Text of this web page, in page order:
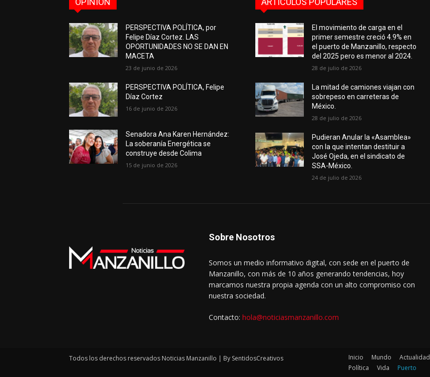
PERSPECTIVA POLÍTICA, por
Felipe Díaz Cortez. LAS
OPORTUNIDADES NO SE DAN EN
MACETA
23 de junio de 2026
PERSPECTIVA POLÍTICA, Felipe
Díaz Cortez
16 de junio de 2026
Senadora Ana Karen Hernández:
La soberanía Energética se
construye desde Colima
15 de junio de 2026
El movimiento de carga en el
primer semestre creció 4.9% en
el puerto de Manzanillo, respecto
del 2025 pero es menor al 2024.
28 de julio de 2026
La mitad de camiones viajan con
sobrepeso en carreteras de
México.
28 de julio de 2026
Pudieran Anular la «Asamblea»
con la que intentan destituir a
José Ojeda, en el sindicato de
SSA-México.
24 de julio de 2026
Sobre Nosotros
Somos un medio informativo digital, con sede en el puerto de
Manzanillo, con más de 10 años generando tendencias, hoy
marcamos nuestra propia agenda con un alto compromiso con
nuestra sociedad.
Contacto: hola@noticiasmanzanillo.com
Todos los derechos reservados Noticias Manzanillo | By SentidosCreativos Inicio Mundo Actualidad
Política
Vida Puerto